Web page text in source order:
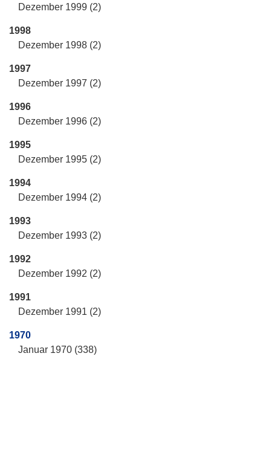
Dezember 1999 (2)
1998
Dezember 1998 (2)
1997
Dezember 1997 (2)
1996
Dezember 1996 (2)
1995
Dezember 1995 (2)
1994
Dezember 1994 (2)
1993
Dezember 1993 (2)
1992
Dezember 1992 (2)
1991
Dezember 1991 (2)
1970
Januar 1970 (338)